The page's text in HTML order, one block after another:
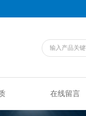
在线留言